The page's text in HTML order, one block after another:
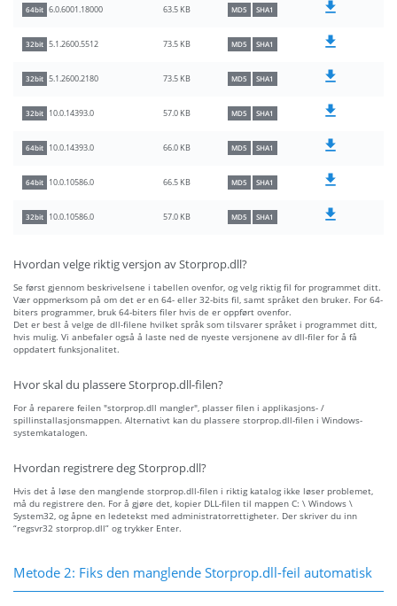
64bit 6.0.6001.18000 63.5 KB MD5 SHA1
32bit 5.1.2600.5512 73.5 KB MD5 SHA1
32bit 5.1.2600.2180 73.5 KB MD5 SHA1
32bit 10.0.14393.0 57.0 KB MD5 SHA1
64bit 10.0.14393.0 66.0 KB MD5 SHA1
64bit 10.0.10586.0 66.5 KB MD5 SHA1
32bit 10.0.10586.0 57.0 KB MD5 SHA1
Hvordan velge riktig versjon av Storprop.dll?
Se først gjennom beskrivelsene i tabellen ovenfor, og velg riktig fil for programmet ditt.
Vær oppmerksom på om det er en 64- eller 32-bits fil, samt språket den bruker. For 64-
biters programmer, bruk 64-biters filer hvis de er oppført ovenfor.
Det er best å velge de dll-filene hvilket språk som tilsvarer språket i programmet ditt,
hvis mulig. Vi anbefaler også å laste ned de nyeste versjonene av dll-filer for å få
oppdatert funksjonalitet.
Hvor skal du plassere Storprop.dll-filen?
For å reparere feilen "storprop.dll mangler", plasser filen i applikasjons- /
spillinstallasjonsmappen. Alternativt kan du plassere storprop.dll-filen i Windows-
systemkatalogen.
Hvordan registrere deg Storprop.dll?
Hvis det å løse den manglende storprop.dll-filen i riktig katalog ikke løser problemet,
må du registrere den. For å gjøre det, kopier DLL-filen til mappen C: \ Windows \
System32, og åpne en ledetekst med administratorrettigheter. Der skriver du inn
“regsvr32 storprop.dll” og trykker Enter.
Metode 2: Fiks den manglende Storprop.dll-feil automatisk